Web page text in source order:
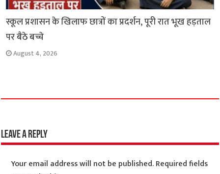
स्कूल प्रशासन के खिलाफ छात्रों का प्रदर्शन, पूरी रात भूख हड़ताल
पर बैठे बच्चे
August 4, 2026
Leave a Reply
Your email address will not be published.Required fields